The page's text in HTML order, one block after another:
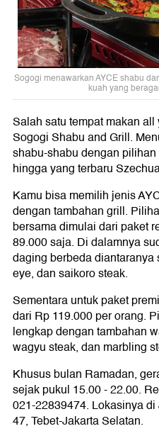
Sogogi menawarkan AYCE shabu
kuah yang
Salah satu tempat makan
Sogogi Shabu and Grill.
shabu-shabu dengan
hingga yang terbaru
Kamu bisa memilih jenis
dengan tambahan grill.
bersama dimulai dari paket
89.000 saja. Di dalamnya
daging berbeda
eye, dan saikoro steak.
Sementara untuk paket
dari Rp 119.000 per orang.
lengkap dengan tambahan
wagyu steak, dan marbling
Khusus bulan Ramadan,
sejak pukul 15.00 - 22.00.
021-22839474. Lokasinya
47, Tebet-Jakarta Selatan.